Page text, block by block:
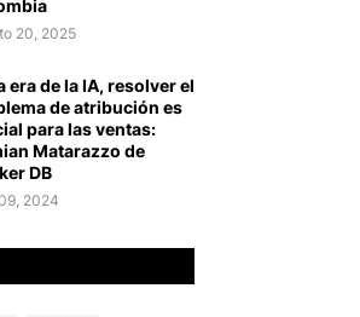
20, 2025
era de la IA, resolver el
de atribución es
para las ventas:
Matarazzo de
DB
2024